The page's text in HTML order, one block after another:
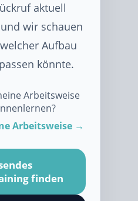
aktuell
wir schauen
Aufbau
könnte.
Arbeitsweise
Arbeitsweise →
finden